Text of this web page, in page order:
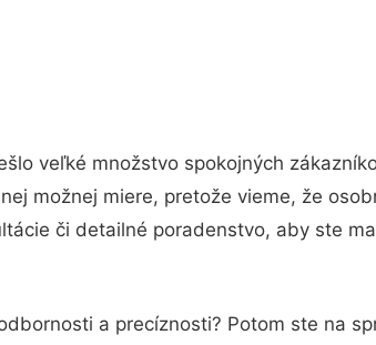
veľké množstvo spokojných
možnej miere, pretože vieme, že
či detailné poradenstvo, aby ste
a precíznosti? Potom ste na